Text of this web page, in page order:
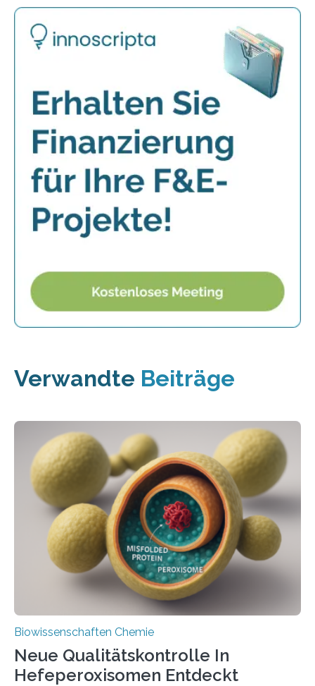
Verwandte Beiträge
Biowissenschaften Chemie
Neue Qualitätskontrolle In
Hefeperoxisomen Entdeckt